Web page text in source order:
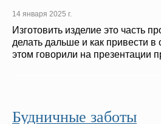
14 января 2025 г.
Изготовить изделие это часть
делать дальше и как привести
этом говорили на презентации
Будничные заботы